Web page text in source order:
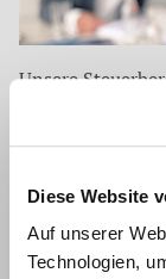
Diese Website
Auf unserer
Technologien,
Unsere
laufend über
Rechtsberatung ›